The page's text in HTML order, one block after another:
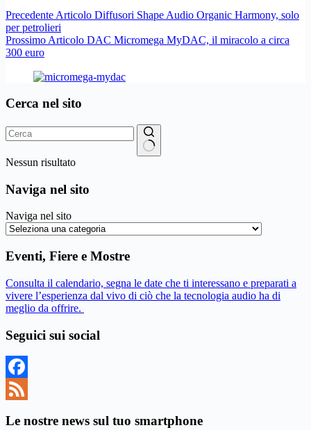
Precedente Articolo Diffusori Shape Audio Organic Harmony, solo
per petrolieri
Prossimo Articolo DAC Micromega MyDAC, il miracolo a circa
300 euro
Cerca nel sito
Nessun risultato
Naviga nel sito
Naviga nel sito
Eventi, Fiere e Mostre
Consulta il calendario, segna le date che ti interessano e preparati a
vivere l’esperienza dal vivo di ciò che la tecnologia audio ha di
meglio da offrire.
Seguici sui social
Facebook
Le nostre news sul tuo smartphone